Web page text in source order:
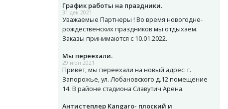
График работы на праздники.
31 дек 2021
Уважаемые Партнеры ! Во время новогодне-
рождественских праздников мы отдыхаем.
Заказы принимаются с 10.01.2022.
Мы переехали.
29 июн 2021
Привет, мы переехали на новый адрес: г.
Запорожье, ул. Лобановского д.12 помещение
14. В районе стадиона Славутич Арена.
Антистеплер Kangaro- плоский и